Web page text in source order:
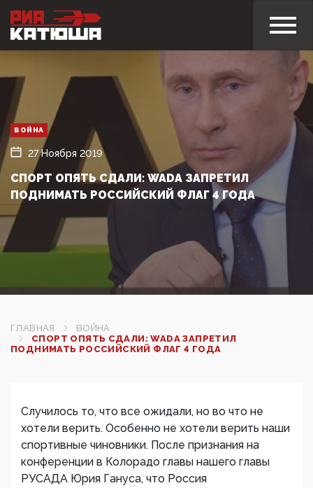
ВОЙНА
27 Ноября 2019
СПОРТ ОПЯТЬ СДАЛИ: WADA ЗАПРЕТИЛ
ПОДНИМАТЬ РОССИЙСКИЙ ФЛАГ 4 ГОДА
ГЛАВНАЯ
ВОЙНА
СПОРТ ОПЯТЬ СДАЛИ: WADA ЗАПРЕТИЛ
ПОДНИМАТЬ РОССИЙСКИЙ ФЛАГ 4 ГОДА
Случилось то, что все ожидали, но во что не
хотели верить. Особенно не хотели верить наши
спортивные чиновники. После признания на
конференции в Колорадо главы нашего главы
РУСАДА Юрия Гануса, что Россия